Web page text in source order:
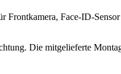
Face-ID-
Die mitgelieferte